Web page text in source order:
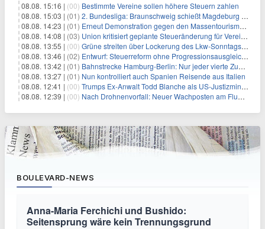
08.08. 15:16 | (00) Bestimmte Vereine sollen höhere Steuern zahlen
08.08. 15:03 | (01) 2. Bundesliga: Braunschweig schießt Magdeburg ab
08.08. 14:23 | (01) Erneut Demonstration gegen den Massentourismus auf Mallorca
08.08. 14:08 | (03) Union kritisiert geplante Steueränderung für Vereine
08.08. 13:55 | (00) Grüne streiten über Lockerung des Lkw-Sonntagsfahrverbots
08.08. 13:46 | (02) Entwurf: Steuerreform ohne Progressionsausgleich geplant
08.08. 13:42 | (01) Bahnstrecke Hamburg-Berlin: Nur jeder vierte Zug pünktlich
08.08. 13:27 | (01) Nun kontrolliert auch Spanien Reisende aus Italien
08.08. 12:41 | (00) Trumps Ex-Anwalt Todd Blanche als US-Justizminister bestätigt
08.08. 12:39 | (00) Nach Drohnenvorfall: Neuer Wachposten am Flughafen
BOULEVARD-NEWS
Anna-Maria Ferchichi und Bushido:
Seitensprung wäre kein Trennungsgrund